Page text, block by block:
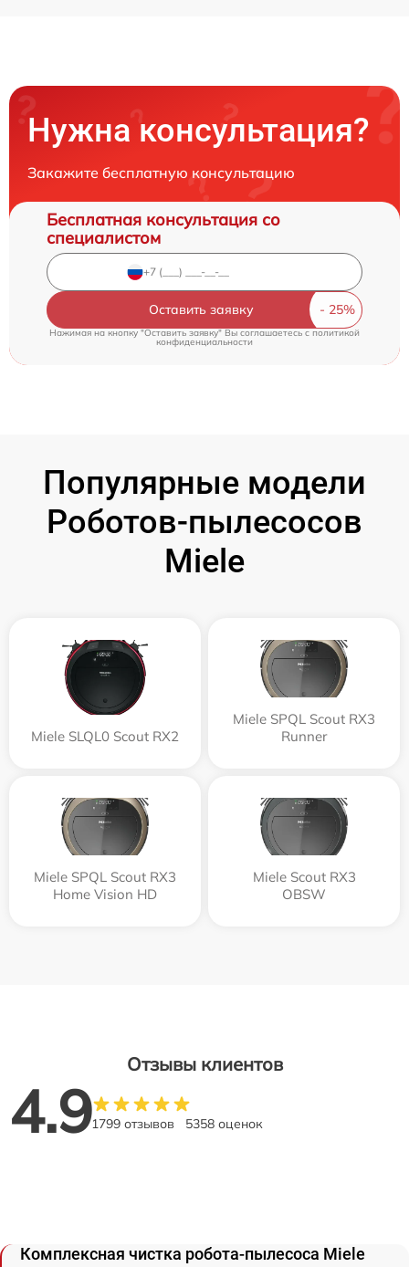
Нужна консультация?
Закажите бесплатную консультацию
Бесплатная консультация со
специалистом
Оставить заявку
Нажимая на кнопку "Оставить заявку" Вы соглашаетесь cполитикой
конфиденциальности
Популярные модели
Роботов-пылесосов
Miele
Miele SLQL0 Scout RX2
Miele SPQL Scout RX3
Runner
Miele SPQL Scout RX3
Home Vision HD
Miele Scout RX3
OBSW
Отзывы клиентов
4.91799 отзывов 5358 оценок
Комплексная чистка робота-пылесоса Miele